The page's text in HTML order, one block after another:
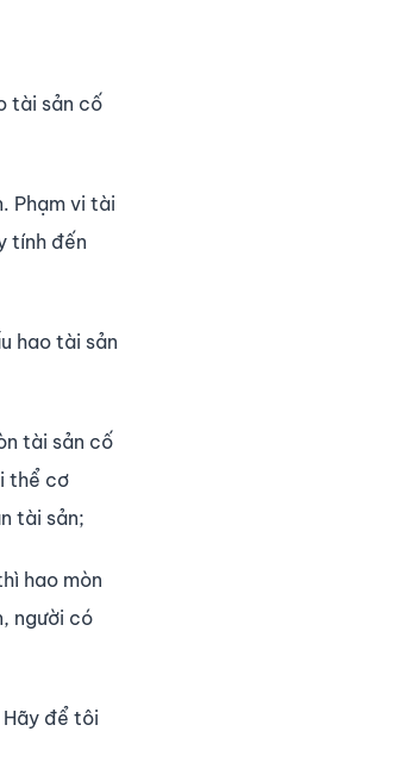
tài sản cố
Phạm vi tài
tính đến
hao tài sản
tài sản cố
thể cơ
tài sản;
hao mòn
người có
để tôi